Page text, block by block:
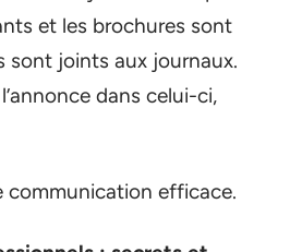
et les brochures sont
sont joints aux journaux.
dans celui-ci,
communication efficace.